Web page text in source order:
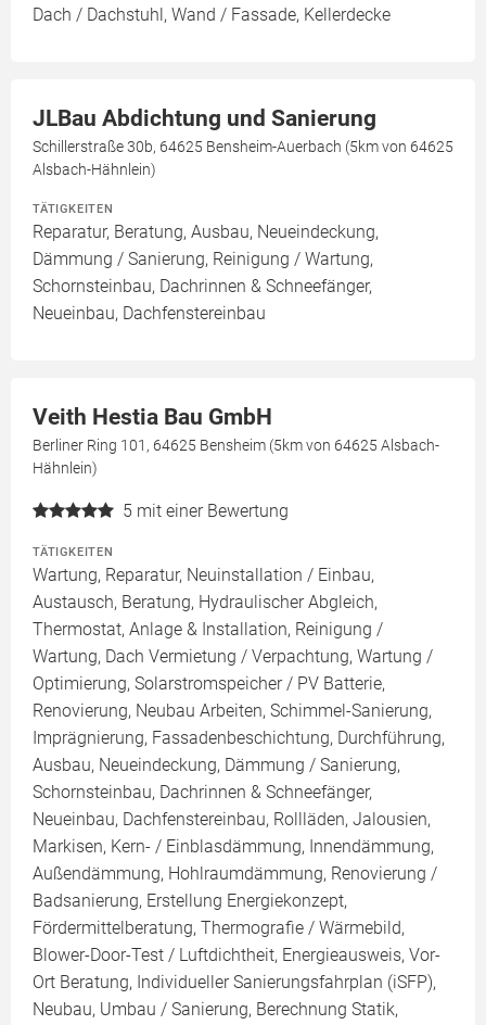
Dach / Dachstuhl, Wand / Fassade, Kellerdecke
JLBau Abdichtung und Sanierung
Schillerstraße 30b, 64625 Bensheim-Auerbach (5km von 64625
Alsbach-Hähnlein)
TÄTIGKEITEN
Reparatur, Beratung, Ausbau, Neueindeckung,
Dämmung / Sanierung, Reinigung / Wartung,
Schornsteinbau, Dachrinnen & Schneefänger,
Neueinbau, Dachfenstereinbau
Veith Hestia Bau GmbH
Berliner Ring 101, 64625 Bensheim (5km von 64625 Alsbach-
Hähnlein)
5 mit einer Bewertung
TÄTIGKEITEN
Wartung, Reparatur, Neuinstallation / Einbau,
Austausch, Beratung, Hydraulischer Abgleich,
Thermostat, Anlage & Installation, Reinigung /
Wartung, Dach Vermietung / Verpachtung, Wartung /
Optimierung, Solarstromspeicher / PV Batterie,
Renovierung, Neubau Arbeiten, Schimmel-Sanierung,
Imprägnierung, Fassadenbeschichtung, Durchführung,
Ausbau, Neueindeckung, Dämmung / Sanierung,
Schornsteinbau, Dachrinnen & Schneefänger,
Neueinbau, Dachfenstereinbau, Rollläden, Jalousien,
Markisen, Kern- / Einblasdämmung, Innendämmung,
Außendämmung, Hohlraumdämmung, Renovierung /
Badsanierung, Erstellung Energiekonzept,
Fördermittelberatung, Thermografie / Wärmebild,
Blower-Door-Test / Luftdichtheit, Energieausweis, Vor-
Ort Beratung, Individueller Sanierungsfahrplan (iSFP),
Neubau, Umbau / Sanierung, Berechnung Statik,